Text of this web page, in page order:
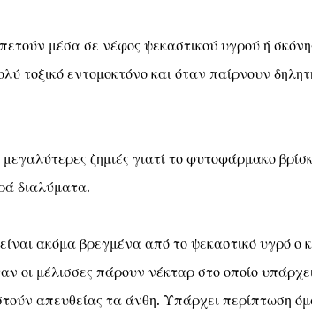
μέσα σε νέφος ψεκαστικού υγρού ή
τοξικό εντομοκτόνο και όταν παίρνουν
ζημιές γιατί το φυτοφάρμακο
διαλύματα.
ακόμα βρεγμένα από το ψεκαστικό υγρό ο
οι μέλισσες πάρουν νέκταρ στο οποίο
απευθείας τα άνθη. Υπάρχει περίπτωση